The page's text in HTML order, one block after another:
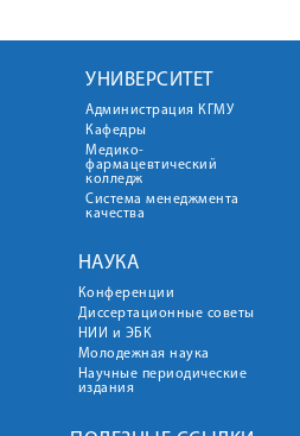
УНИВЕРСИТЕТ
Администрация КГМУ
Кафедры
Медико-
фармацевтический
колледж
Система менеджмента
качества
НАУКА
Конференции
Диссертационные советы
НИИ и ЭБК
Молодежная наука
Научные периодические
издания